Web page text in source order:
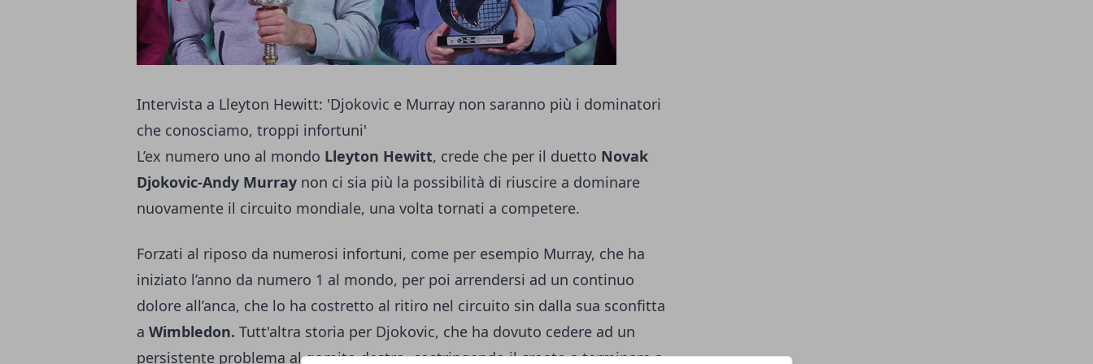
Intervista a Lleyton Hewitt: 'Djokovic e Murray non saranno più i dominatori
che conosciamo, troppi infortuni'
L’ex numero uno al mondo Lleyton Hewitt, crede che per il duetto Novak
Djokovic-Andy Murray non ci sia più la possibilità di riuscire a dominare
nuovamente il circuito mondiale, una volta tornati a competere.
Forzati al riposo da numerosi infortuni, come per esempio Murray, che ha
iniziato l’anno da numero 1 al mondo, per poi arrendersi ad un continuo
dolore all’anca, che lo ha costretto al ritiro nel circuito sin dalla sua sconfitta
a Wimbledon. Tutt'altra storia per Djokovic, che ha dovuto cedere ad un
persistente problema al gomito destro, costringendo il croato a terminare a